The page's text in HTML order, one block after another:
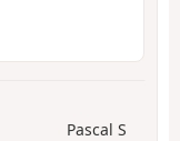
Pascal S